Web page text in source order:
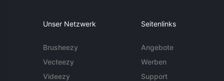
Unser Netzwerk
Brusheezy
Vecteezy
Videezy
Seitenlinks
Angebote
Werben
Support